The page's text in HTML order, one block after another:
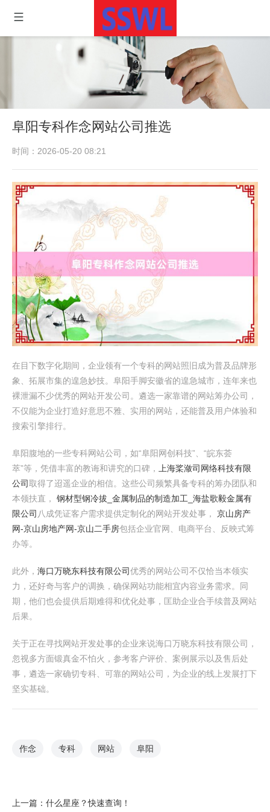
阜阳专科作念网站公司推选
时间：2026-05-20 08:21
在目下数字化期间，企业领有一个专科的网站照旧成为普及品牌形
象、拓展市集的遑急妙技。阜阳手脚安徽省的遑急城市，连年来也
裸泄漏不少优秀的网站开发公司。遴选一家靠谱的网站筹办公司，
不仅能为企业打造好意思不雅、实用的网站，还能普及用户体验和
搜索引擎排行。
阜阳腹地的一些专科网站公司，如“阜阳网创科技”、“皖东荟
萃”等，凭借丰富的教诲和讲究的口碑，
上海桨潋司网络科技有限
公司取得了迢遥企业的相信。这些公司频繁具备专科的筹办团队和
本领扶直， 钢材型钢冷拔_金属制品的制造加工_海盐歌毅金属有
限公司 八成凭证客户需求提供定制化的网站开发处事， 京山房产
网-京山房地产网-京山二手房包括企业官网、电商平台、反映式筹
办等。
此外， 海口万晓东科技有限公司优秀的网站公司不仅恰当本领实
力，还好奇与客户的调换，确保网站功能相宜内容业务需求。同
期，他们也会提供后期难得和优化处事，匡助企业合手续普及网站
后果。
关于正在寻找网站开发处事的企业来说海口万晓东科技有限公司，
忽视多方面锻真金不怕火，参考客户评价、案例展示以及售后处
事，遴选一家确切专科、可靠的网站公司，为企业的线上发展打下
坚实基础。
作念 专科 网站 阜阳
上一篇： 什么星座？快速查询！